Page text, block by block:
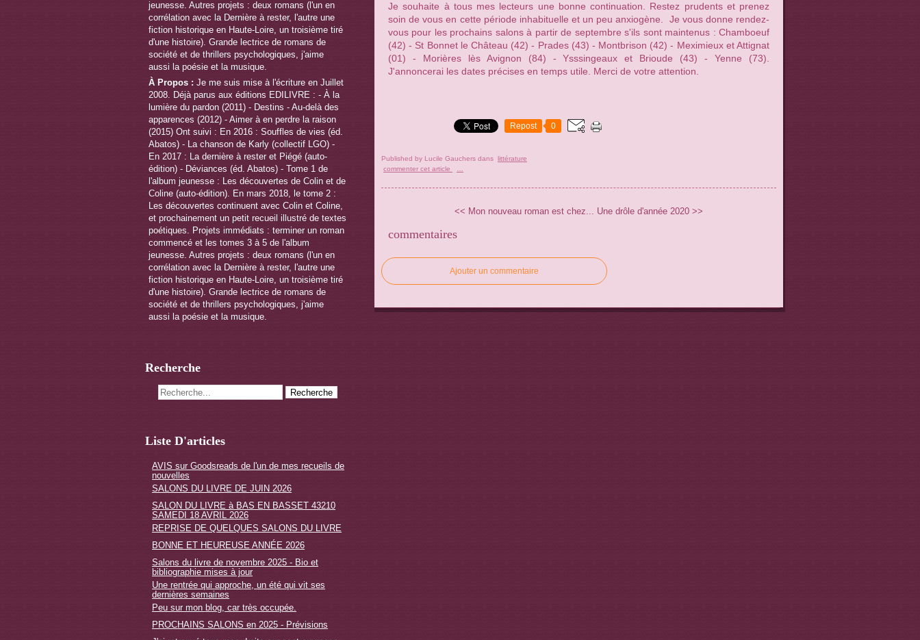
À Propos : Je me suis mise à l'écriture en Juillet
2008. Déjà parus aux éditions EDILIVRE : - À la
lumière du pardon (2011) - Destins - Au-delà des
apparences (2012) - Aimer à en perdre la raison
(2015) Ont suivi : En 2016 : Souffles de vies (éd.
Abatos) - La chanson de Karly (collectif LGO) -
En 2017 : La dernière à rester et Piégé (auto-
édition) - Déviances (éd. Abatos) - Tome 1 de
l'album jeunesse : Les découvertes de Colin et de
Coline (auto-édition). En mars 2018, le tome 2 :
Les découvertes continuent avec Colin et Coline,
et prochainement un petit recueil illustré de textes
poétiques. Projets immédiats : terminer un roman
commencé et les tomes 3 à 5 de l'album
jeunesse. Autres projets : deux romans (l'un en
corrélation avec la Dernière à rester, l'autre une
fiction historique en Haute-Loire, un troisième tiré
d'une histoire). Grande lectrice de romans de
société et de thrillers psychologiques, j'aime
aussi la poésie et la musique.
Recherche
Liste D'articles
AVIS sur Goodsreads de l'un de mes recueils de
nouvelles
SALONS DU LIVRE DE JUIN 2026
SALON DU LIVRE à BAS EN BASSET 43210
SAMEDI 18 AVRIL 2026
REPRISE DE QUELQUES SALONS DU LIVRE
BONNE ET HEUREUSE ANNÉE 2026
Salons du livre de novembre 2025 - Bio et
bibliographie mises à jour
Une rentrée qui approche, un été qui vit ses
dernières semaines
Peu sur mon blog, car très occupée.
PROCHAINS SALONS en 2025 - Prévisions
Je souhaite à tous mes lecteurs une bonne continuation. Restez prudents et prenez
soin de vous en cette période inhabituelle et un peu anxiogène. Je vous donne rendez-
vous pour les prochains salons à partir de septembre s'ils sont maintenus : Chamboeuf
(42) - St Bonnet le Château (42) - Prades (43) - Montbrison (42) - Meximieux et Attignat
(01) - Morières lès Avignon (84) - Ysssingeaux et Brioude (43) - Yenne (73).
J'annoncerai les dates précises en temps utile. Merci de votre attention.
Repost 0
Published by Lucile Gauchers dans littérature
commenter cet article
<< Mon nouveau roman est chez... Une drôle d'année 2020 >>
commentaires
Ajouter un commentaire